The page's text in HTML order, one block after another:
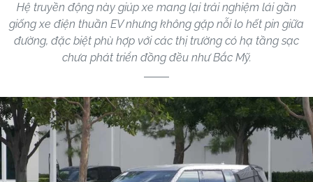
Hệ truyền động này giúp xe mang lại trải nghiệm lái gần
giống xe điện thuần EV nhưng không gặp nỗi lo hết pin giữa
đường, đặc biệt phù hợp với các thị trường có hạ tầng sạc
chưa phát triển đồng đều như Bắc Mỹ.